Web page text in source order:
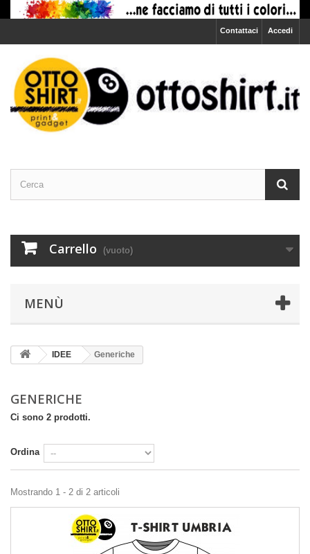
Accedi
Contattaci
Carrello (vuoto)
MENÙ
IDEE Generiche
GENERICHE
Ci sono 2 prodotti.
Ordina
Mostrando 1 - 2 di 2 articoli